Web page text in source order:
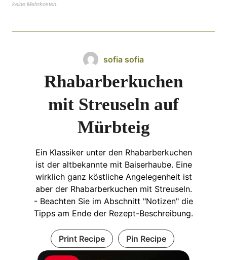
keine Mehrkosten.
sofia sofia
Rhabarberkuchen
mit Streuseln auf
Mürbteig
Ein Klassiker unter den Rhabarberkuchen
ist der altbekannte mit Baiserhaube. Eine
wirklich ganz köstliche Angelegenheit ist
aber der Rhabarberkuchen mit Streuseln.
- Beachten Sie im Abschnitt "Notizen" die
Tipps am Ende der Rezept-Beschreibung.
Print Recipe Pin Recipe